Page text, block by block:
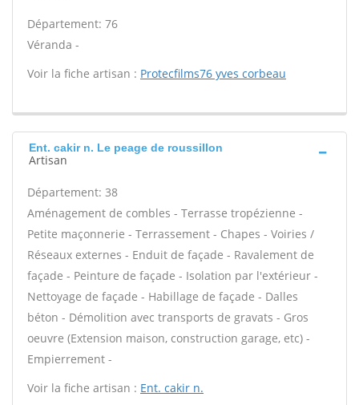
Département: 76
Véranda -
Voir la fiche artisan : Protecfilms76 yves corbeau
Ent. cakir n. Le peage de roussillon
Artisan
Département: 38
Aménagement de combles - Terrasse tropézienne -
Petite maçonnerie - Terrassement - Chapes - Voiries /
Réseaux externes - Enduit de façade - Ravalement de
façade - Peinture de façade - Isolation par l'extérieur -
Nettoyage de façade - Habillage de façade - Dalles
béton - Démolition avec transports de gravats - Gros
oeuvre (Extension maison, construction garage, etc) -
Empierrement -
Voir la fiche artisan : Ent. cakir n.